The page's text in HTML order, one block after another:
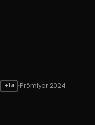
+14 Prömiyer 2024